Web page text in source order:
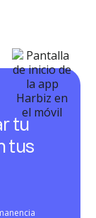
tu
tus